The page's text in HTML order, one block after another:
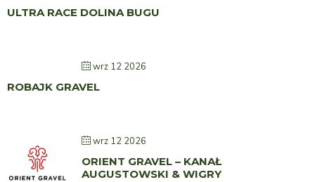
ULTRA RACE DOLINA BUGU
wrz 12 2026
ROBAJK GRAVEL
wrz 12 2026
ORIENT GRAVEL – KANAŁ
AUGUSTOWSKI & WIGRY